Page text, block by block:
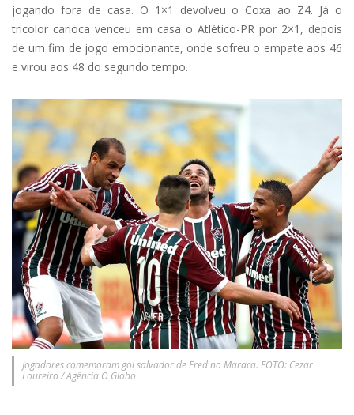
jogando fora de casa. O 1×1 devolveu o Coxa ao Z4. Já o
tricolor carioca venceu em casa o Atlético-PR por 2×1, depois
de um fim de jogo emocionante, onde sofreu o empate aos 46
e virou aos 48 do segundo tempo.
Jogadores comemoram gol salvador de Fred no Maraca. FOTO: Cezar
Loureiro / Agência O Globo